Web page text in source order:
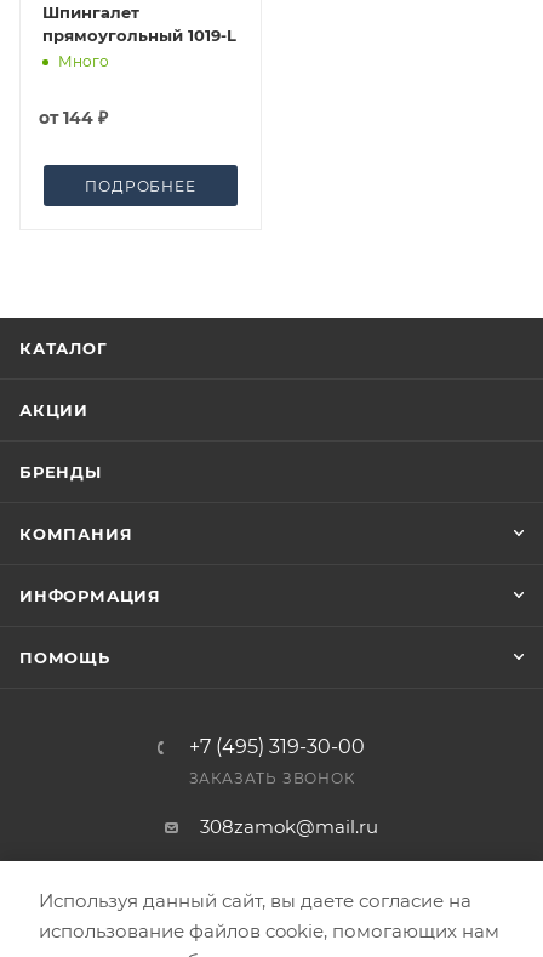
Шпингалет
прямоугольный 1019-L
Много
от144 ₽
ПОДРОБНЕЕ
Используя данный сайт, вы даете согласие на
использование файлов cookie, помогающих нам
КАТАЛОГ
АКЦИИ
БРЕНДЫ
КОМПАНИЯ
ИНФОРМАЦИЯ
ПОМОЩЬ
+7 (495) 319-30-00
ЗАКАЗАТЬ ЗВОНОК
308zamok@mail.ru
корп.1
ИНН 7726402062